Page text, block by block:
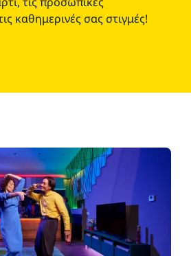
καθημερινές σας στιγμές!